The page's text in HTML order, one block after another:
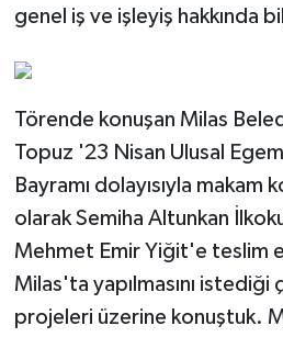
genel iş ve işleyiş hakkında
Törende konuşan Milas
Topuz '23 Nisan Ulusal
Bayramı dolayısıyla
olarak Semiha Altunkan
Mehmet Emir Yiğit'e teslim
Milas'ta yapılmasını istediği
projeleri üzerine konuştuk.